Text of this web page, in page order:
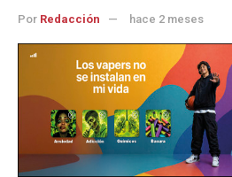
Por Redacción hace 2 meses